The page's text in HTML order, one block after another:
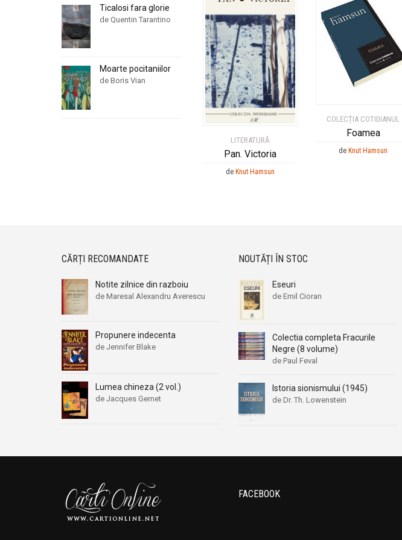
LITERATURĂ
Pan. Victoria
de Knut Hamsun
COLECȚIA COTIDIANUL
Foamea
de Knut Hamsun
Ticalosi fara glorie
de Quentin Tarantino
Moarte pocitaniilor
de Boris Vian
CĂRȚI RECOMANDATE
Notite zilnice din razboiu
de Maresal Alexandru Averescu
Propunere indecenta
de Jennifer Blake
Lumea chineza (2 vol.)
de Jacques Gernet
NOUTĂȚI ÎN STOC
Eseuri
de Emil Cioran
Colectia completa Fracurile
Negre (8 volume)
de Paul Feval
Istoria sionismului (1945)
de Dr. Th. Lowenstein
FACEBOOK